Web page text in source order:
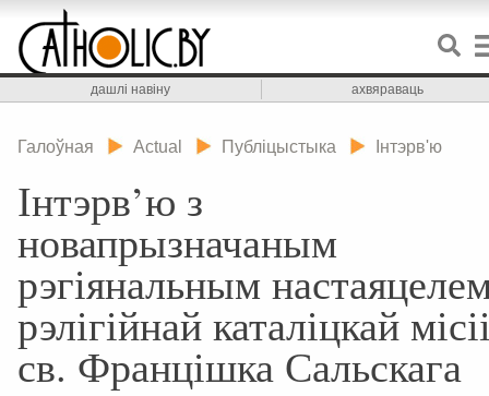
дашлі навіну ахвяраваць
Галоўная Actual Публіцыстыка Інтэрв'ю
Інтэрв’ю з
новапрызначаным
рэгіянальным
рэлігійнай каталіцкай
св. Францішка Сальскага